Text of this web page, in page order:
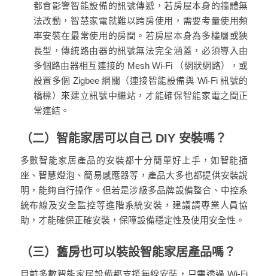
都會影響智能設備的訊號傳遞，若房屋本身的牆體無
法改動，智慧家電就難以跨房使用，需要考量使用頻
率安裝在最常使用的房間。若房屋本身為多樓層或狹
長型，傳統路由器的訊號無法完全涵蓋，必須導入由
多個路由器相互連接的 Mesh Wi-Fi （網狀網路），或
設置多個 Zigbee 網關（連接智能設備與 Wi-Fi 訊號的
橋樑）來建立訊號中繼站，才能確保智能家電之間正
常連結。
（二）智能家居可以自己 DIY 安裝嗎？
多數智能家居產品的安裝都十分簡單好上手，如智能插
座、智慧燈泡、簡易感應器等，產品大多也都提供安裝說
明，能夠自行操作。但若是涉級多品牌設備整合、中控系
統布線及安全監控等進階系統安裝，建議請專業人員協
助，才能確保正確安裝，保障設備穩定性及使用安全性。
（三）舊房也可以裝設智能家居產品嗎？
目前多數智能家居設備都支援無線安裝，只需透過 Wi-Fi